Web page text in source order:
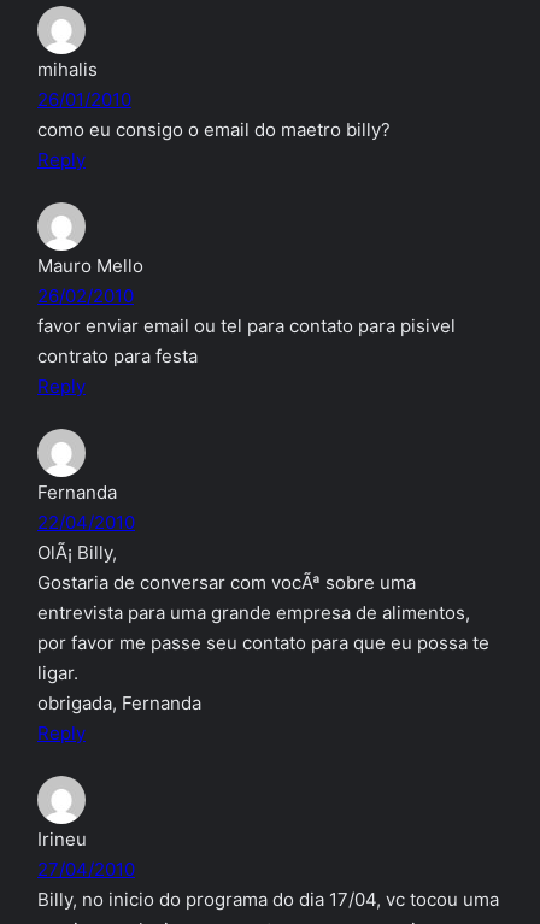
mihalis
26/01/2010
como eu consigo o email do maetro billy?
Reply
Mauro Mello
26/02/2010
favor enviar email ou tel para contato para pisivel
contrato para festa
Reply
Fernanda
22/04/2010
OlÃ¡ Billy,
Gostaria de conversar com vocÃª sobre uma
entrevista para uma grande empresa de alimentos,
por favor me passe seu contato para que eu possa te
ligar.
obrigada, Fernanda
Reply
Irineu
27/04/2010
Billy, no inicio do programa do dia 17/04, vc tocou uma